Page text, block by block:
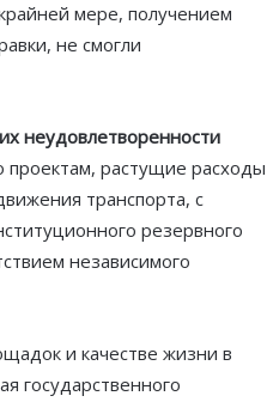
мере, получением
не смогли
неудовлетворенности
проектам, растущие расходы
транспорта, с
резервного
независимого
и качестве жизни в
государственного